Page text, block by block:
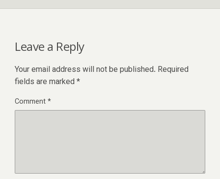
Leave a Reply
Your email address will not be published. Required
fields are marked *
Comment*